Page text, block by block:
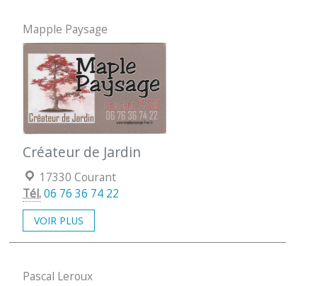
Mapple Paysage
Créateur de Jardin
Localisation :
17330 Courant
Tél.06 76 36 74 22
VOIR PLUS
Pascal Leroux